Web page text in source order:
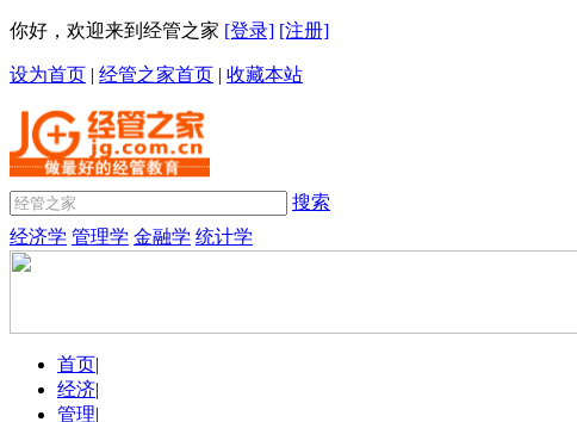
你好，欢迎来到经管之家 [登录] [注册]
设为首页 | 经管之家首页 | 收藏本站
搜索
经济学 管理学 金融学 统计学
首页|
经济|
管理|